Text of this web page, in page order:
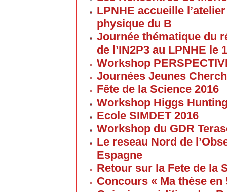
LPNHE accueille
physique du B
Journée thématique du
de l’IN2P3 au LPNHE le
Workshop
Journées Jeunes
Fête de la Science 2016
Workshop Higgs
Ecole SIMDET 2016
Workshop du GDR
Le reseau Nord de
Espagne
Retour sur la Fete de la
Concours « Ma thèse